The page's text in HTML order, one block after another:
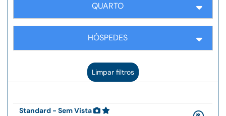
QUARTO
HÓSPEDES
Limpar filtros
Standard - Sem Vista